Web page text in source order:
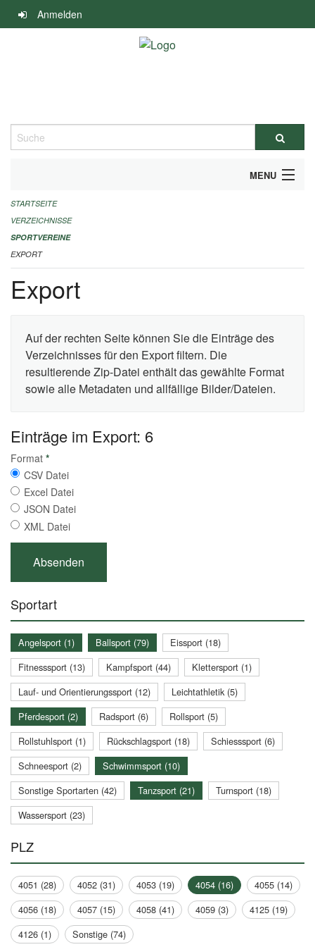
Navigation
überspringen
Anmelden
Suche
MENU
ALLGEMEINE INFORMATIONEN
FINANZIELLE UNTERSTÜTZUNG BENÖTIGT?
KONTAKT
STARTSEITE
VERZEICHNISSE
SPORTVEREINE
EXPORT
Export
Auf der rechten Seite können Sie die Einträge des
Verzeichnisses für den Export filtern. Die
resultierende Zip-Datei enthält das gewählte Format
sowie alle Metadaten und allfällige Bilder/Dateien.
Einträge im Export: 6
Format *
CSV Datei
Excel Datei
JSON Datei
XML Datei
Sportart
Angelsport (1) Ballsport (79)
Eissport (18)
Fitnesssport (13)
Kampfsport (44)
Klettersport (1)
Lauf- und Orientierungssport (12)
Leichtathletik (5)
Pferdesport (2)
Radsport (6)
Rollsport (5)
Rollstuhlsport (1)
Rückschlagsport (18)
Schiesssport (6)
Schneesport (2)
Schwimmsport (10)
Sonstige Sportarten (42)
Tanzsport (21)
Turnsport (18)
Wassersport (23)
PLZ
4051 (28) 4052 (31) 4053 (19) 4054 (16)
4055 (14)
4056 (18)
4057 (15) 4058 (41) 4059 (3)
4125 (19)
4126 (1)
Sonstige (74)